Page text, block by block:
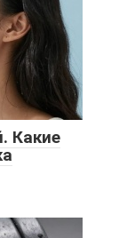
Какие